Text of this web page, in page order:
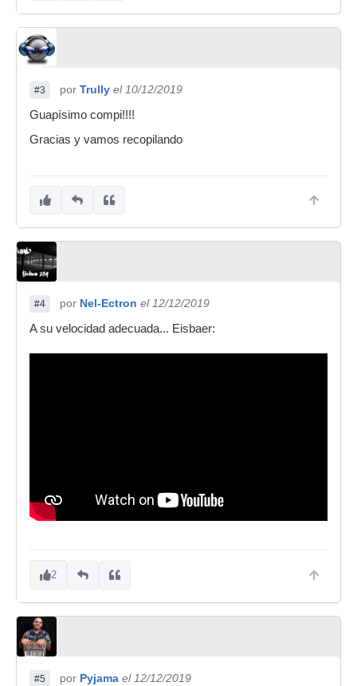
#3 por Trully el 10/12/2019
Guapísimo compi!!!!
Gracias y vamos recopilando
#4 por Nel-Ectron el 12/12/2019
A su velocidad adecuada... Eisbaer:
2
#5 por Pyjama el 12/12/2019